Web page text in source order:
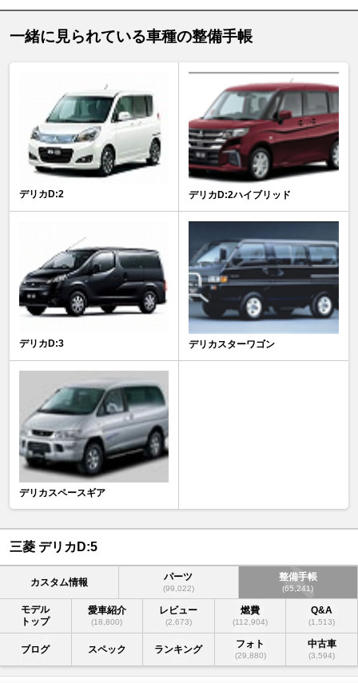
一緒に見られている車種の整備手帳
デリカD:2 デリカD:2ハイブリッド
デリカD:3 デリカスターワゴン
デリカスペースギア
三菱 デリカD:5
カスタム情報 パーツ
(99,022)
整備手帳
(65,241)
モデル
トップ
愛車紹介
(18,800)
レビュー
(2,673)
燃費
(112,904)
Q&A
(1,513)
ブログ スペック ランキング フォト
(29,880)
中古車
(3,594)